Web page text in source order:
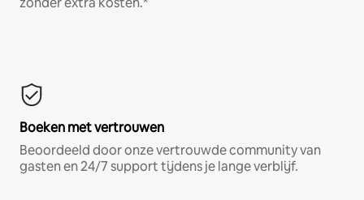
Boeken met vertrouwen
Beoordeeld door onze vertrouwde community van
gasten en 24/7 support tijdens je lange verblijf.